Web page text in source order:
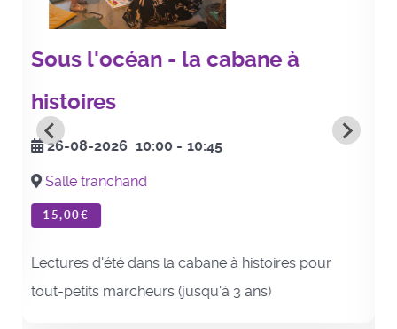
Sous l'océan - la cabane à
histoires
26-08-2026 10:00 - 10:45
Salle tranchand
15,00€
Lectures d'été dans la cabane à histoires pour
tout-petits marcheurs (jusqu'à 3 ans)